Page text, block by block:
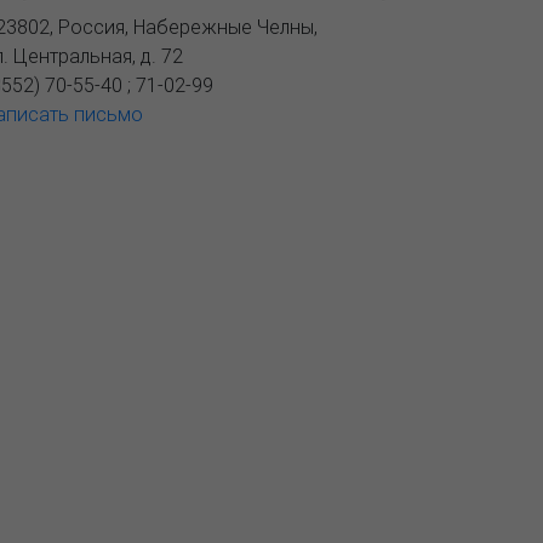
, Россия, Набережные Челны,
Центральная, д. 72
70-55-40 ; 71-02-99
письмо